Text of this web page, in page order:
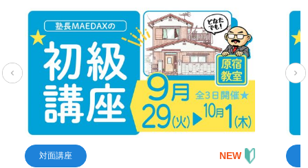
対面講座 NEW